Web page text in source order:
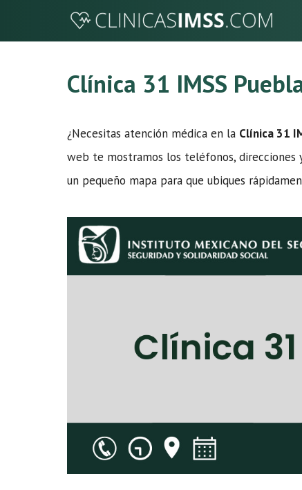
Clínica 31 IMSS
¿Necesitas atención médica en la Clínica 31
web te mostramos los teléfonos, direcciones
un pequeño mapa para que ubiques